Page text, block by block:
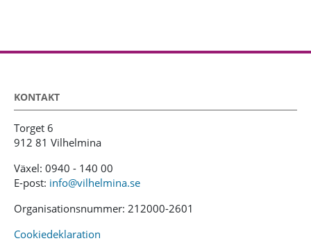
KONTAKT
Torget 6
912 81 Vilhelmina
Växel: 0940 - 140 00
E-post: info@vilhelmina.se
Organisationsnummer: 212000-2601
Cookiedeklaration